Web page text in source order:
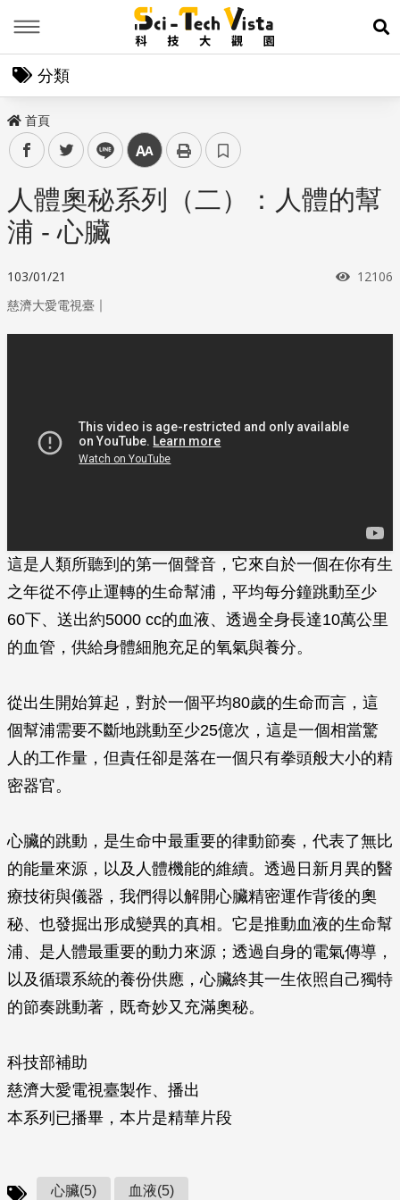
展
分類
首頁
facebooktwitter line 中
人體奧秘系列（二）：人體的幫
浦 - 心臟
103/01/21 瀏覽次
12106
慈濟大愛電視臺 ｜
這是人類所聽到的第一個聲音，它來自於一個在你有生
之年從不停止運轉的生命幫浦，平均­每分鐘跳動至少
60下、送出約5000 cc的血液、透過全身長達10萬公里
的血管，供­給身體細胞充足的氧氣與養分。
從出生開始算起，對於一個平均80歲的生命而言，這
個幫浦需要不斷地跳動至少25億次­，這是一個相當驚
人的工作量，但責任卻是落在一個只有拳頭般大小的精
密器官。
心臟的跳動，是生命中最重要的律動節奏，代表了無比
的能量來源，以及人體機能的維續。­透過日新月異的醫
療技術與儀器，我們得以解開心臟精密運作背後的奧
秘、也發掘出形成變­異的真相。它是推動血液的生命幫
浦、是人體最重要的動力來源；透過自身的電氣傳導，
以­及循環系統的養份供應，心臟終其一生依照自己獨特
的節奏跳動著，既奇妙又充滿奧秘。
科技部補助
慈濟大愛電視臺製作、播出
本系列已播畢，本片是精華片段
心臟(5) 血液(5)